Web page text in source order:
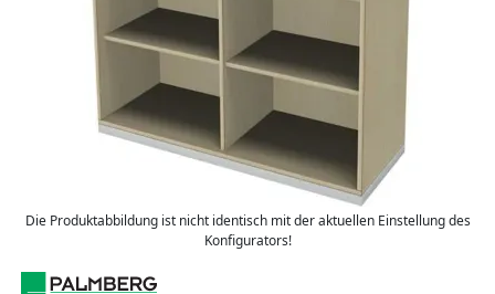
Die Produktabbildung ist nicht identisch mit der aktuellen Einstellung des
Konfigurators!